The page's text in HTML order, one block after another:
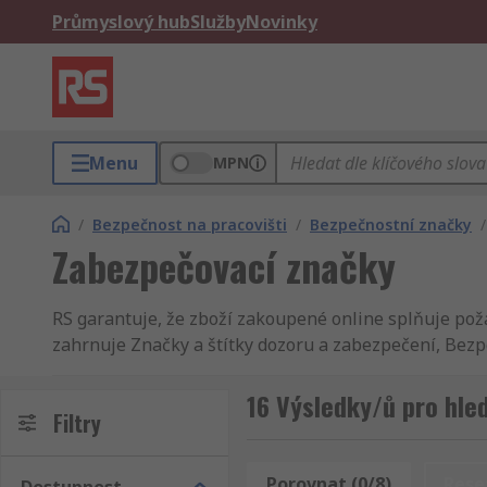
Průmyslový hubSlužbyNovinky
Menu MPN
/ Bezpečnost na pracovišti / Bezpečnostní značky /
Zabezpečovací značky
RS garantuje, že zboží zakoupené online splňuje
zahrnuje Značky a štítky dozoru a zabezpečení,
dozoru a zabezpečení do druhého dne. Usilujeme
standartů, takže nám můžete plně důvěřovat. O
Kromě Značky a štítky dozoru a zabezpečení
Filtry 16 Výsledky/ů pro